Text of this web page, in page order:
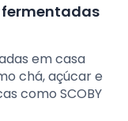
fermentadas
em casa
chá, açúcar e
como SCOBY